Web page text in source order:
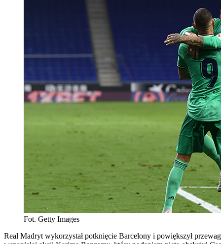
Fot. Getty Images
Real Madryt wykorzystał potknięcie Barcelony i powiększył